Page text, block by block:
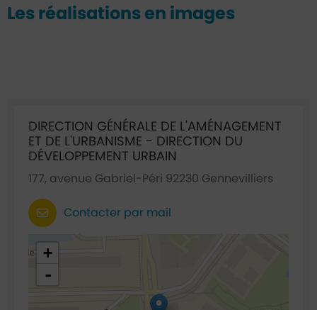
Les réalisations en images
DIRECTION GÉNÉRALE DE L'AMÉNAGEMENT
ET DE L'URBANISME - DIRECTION DU
DÉVELOPPEMENT URBAIN
177, avenue Gabriel-Péri 92230 Gennevilliers
Contacter par mail
48.921635,2.295022
+
-